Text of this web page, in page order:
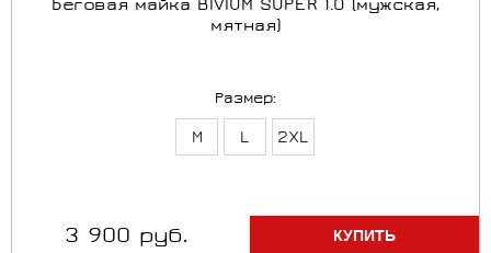
Беговая майка BIVIUM SUPER 1.0 (мужская,
мятная)
Размер:
M L 2XL
3 900 руб.